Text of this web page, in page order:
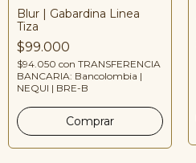
Blur | Gabardina Linea
Tiza
$99.000
$94.050 con TRANSFERENCIA
BANCARIA: Bancolombia |
NEQUI | BRE-B